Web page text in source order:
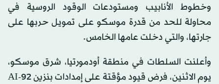
وخطوط الأنابيب ومستودعات الوقود الروسية في
محاولة للحد من قدرة موسكو على تمويل حربها على
جارتها، والتي دخلت عامها الخامس.
وأعلنت السلطات في منطقة أودمورتيا، شرق موسكو،
يوم الاثنين، فرض قيود مؤقتة على إمدادات بنزين AI-92